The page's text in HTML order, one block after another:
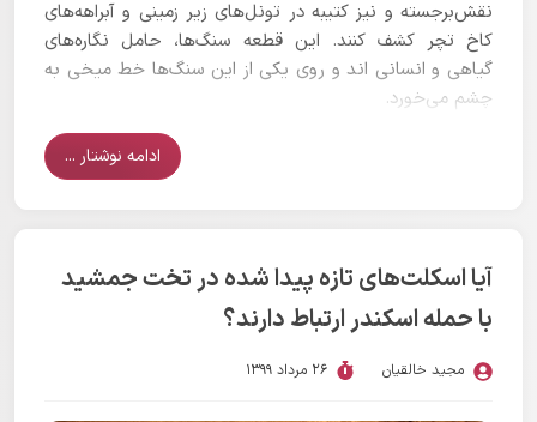
نقش‌برجسته‌ و نیز کتیبه‌ در تونل‌های زیر زمینی و آبراهه‌های
کاخ تچر کشف کنند. این قطعه سنگ‌ها، حامل نگاره‌های
گیاهی و انسانی اند و روی یکی از این سنگ‌ها خط میخی به
چشم می‌خورد.
ادامه نوشتار ...
آیا اسکلت‌های تازه پیدا شده در تخت جمشید
با حمله اسکندر ارتباط دارند؟
مجید خالقیان 26 مرداد 1399